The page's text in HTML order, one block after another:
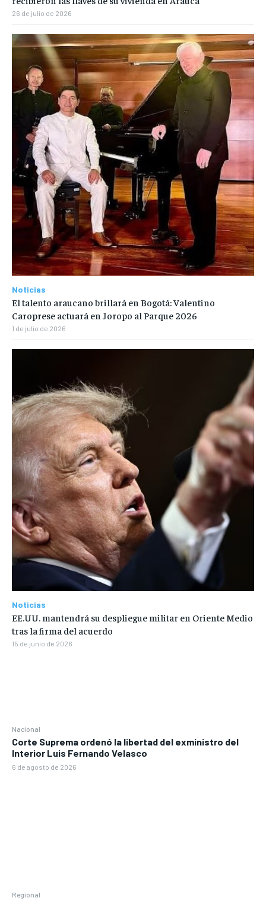
Nacional
Corte Suprema ordenó la libertad del exministro del
Interior Luis Fernando Velasco
6 de agosto de 2026
Regional
26 de julio de 2026
Noticias
El talento araucano brillará en Bogotá: Valentino
Caroprese actuará en Joropo al Parque 2026
1 de julio de 2026
Noticias
EE.UU. mantendrá su despliegue militar en Oriente Medio
tras la firma del acuerdo
15 de junio de 2026